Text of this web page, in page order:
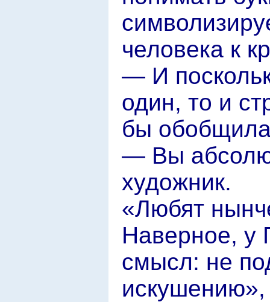
человека к
— И
один, то и
бы
— Вы
художник.
«Любят
Наверное, у
смысл: не